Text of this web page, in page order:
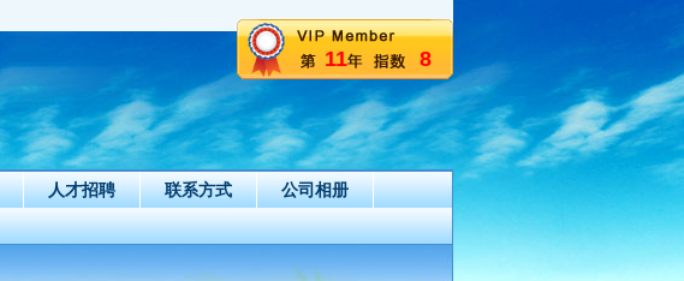
11 8
人才招聘 联系方式
公司相册